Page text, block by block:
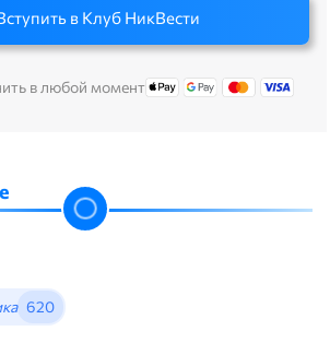
в Клуб НикВести
в любой момент
620